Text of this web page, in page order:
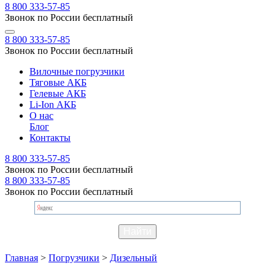
8 800 333-57-85
Звонок по России бесплатный
8 800 333-57-85
Звонок по России бесплатный
Вилочные погрузчики
Тяговые АКБ
Гелевые АКБ
Li-Ion АКБ
О нас
Блог
Контакты
8 800 333-57-85
Звонок по России бесплатный
8 800 333-57-85
Звонок по России бесплатный
Главная > Погрузчики > Дизельный